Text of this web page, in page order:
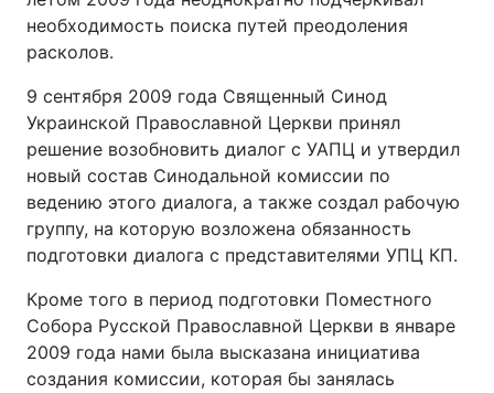
необходимость поиска путей преодоления
расколов.
9 сентября 2009 года Священный Синод
Украинской Православной Церкви принял
решение возобновить диалог с УАПЦ и утвердил
новый состав Синодальной комиссии по
ведению этого диалога, а также создал рабочую
группу, на которую возложена обязанность
подготовки диалога с представителями УПЦ КП.
Кроме того в период подготовки Поместного
Собора Русской Православной Церкви в январе
2009 года нами была высказана инициатива
создания комиссии, которая бы занялась